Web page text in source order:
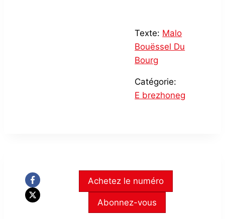
Texte: Malo
Bouëssel Du
Bourg
Catégorie:
E brezhoneg
Achetez le numéro
Abonnez-vous